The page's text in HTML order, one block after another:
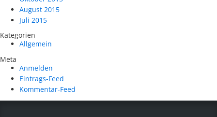
August 2015
Juli 2015
Kategorien
Allgemein
Meta
Anmelden
Eintrags-Feed
Kommentar-Feed